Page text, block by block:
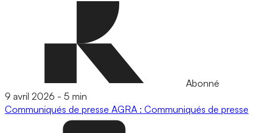
Abonné
9 avril 2026 - 5 min
Communiqués de presse AGRA : Communiqués de presse